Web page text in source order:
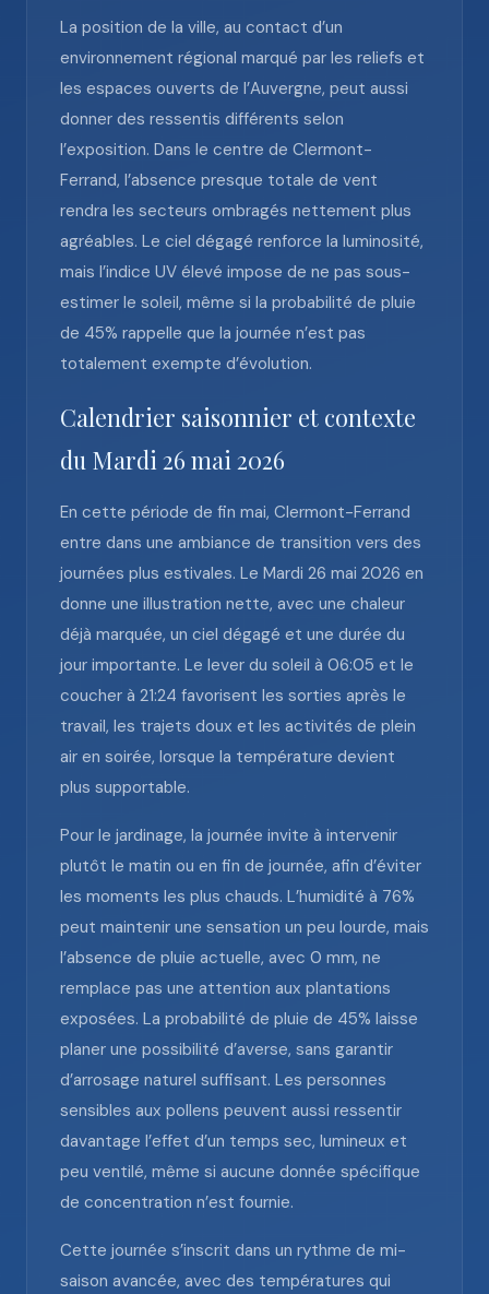
La position de la ville, au contact d’un
environnement régional marqué par les reliefs et
les espaces ouverts de l’Auvergne, peut aussi
donner des ressentis différents selon
l’exposition. Dans le centre de Clermont-
Ferrand, l’absence presque totale de vent
rendra les secteurs ombragés nettement plus
agréables. Le ciel dégagé renforce la luminosité,
mais l’indice UV élevé impose de ne pas sous-
estimer le soleil, même si la probabilité de pluie
de 45% rappelle que la journée n’est pas
totalement exempte d’évolution.
Calendrier saisonnier et contexte
du Mardi 26 mai 2026
En cette période de fin mai, Clermont-Ferrand
entre dans une ambiance de transition vers des
journées plus estivales. Le Mardi 26 mai 2026 en
donne une illustration nette, avec une chaleur
déjà marquée, un ciel dégagé et une durée du
jour importante. Le lever du soleil à 06:05 et le
coucher à 21:24 favorisent les sorties après le
travail, les trajets doux et les activités de plein
air en soirée, lorsque la température devient
plus supportable.
Pour le jardinage, la journée invite à intervenir
plutôt le matin ou en fin de journée, afin d’éviter
les moments les plus chauds. L’humidité à 76%
peut maintenir une sensation un peu lourde, mais
l’absence de pluie actuelle, avec 0 mm, ne
remplace pas une attention aux plantations
exposées. La probabilité de pluie de 45% laisse
planer une possibilité d’averse, sans garantir
d’arrosage naturel suffisant. Les personnes
sensibles aux pollens peuvent aussi ressentir
davantage l’effet d’un temps sec, lumineux et
peu ventilé, même si aucune donnée spécifique
de concentration n’est fournie.
Cette journée s’inscrit dans un rythme de mi-
saison avancée, avec des températures qui